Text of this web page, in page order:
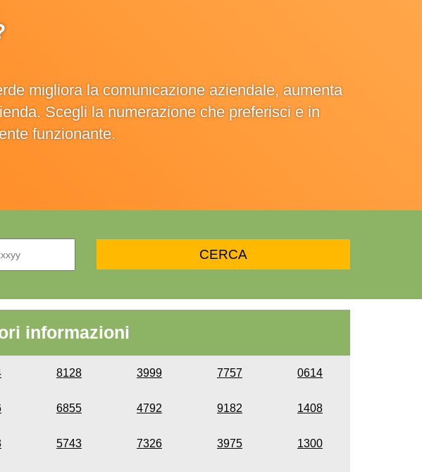
migliora la comunicazione aziendale, aumenta
Scegli la numerazione che preferisci e in
funzionante.
informazioni
8128 3999 7757 0614
6855 4792 9182 1408
5743 7326 3975 1300